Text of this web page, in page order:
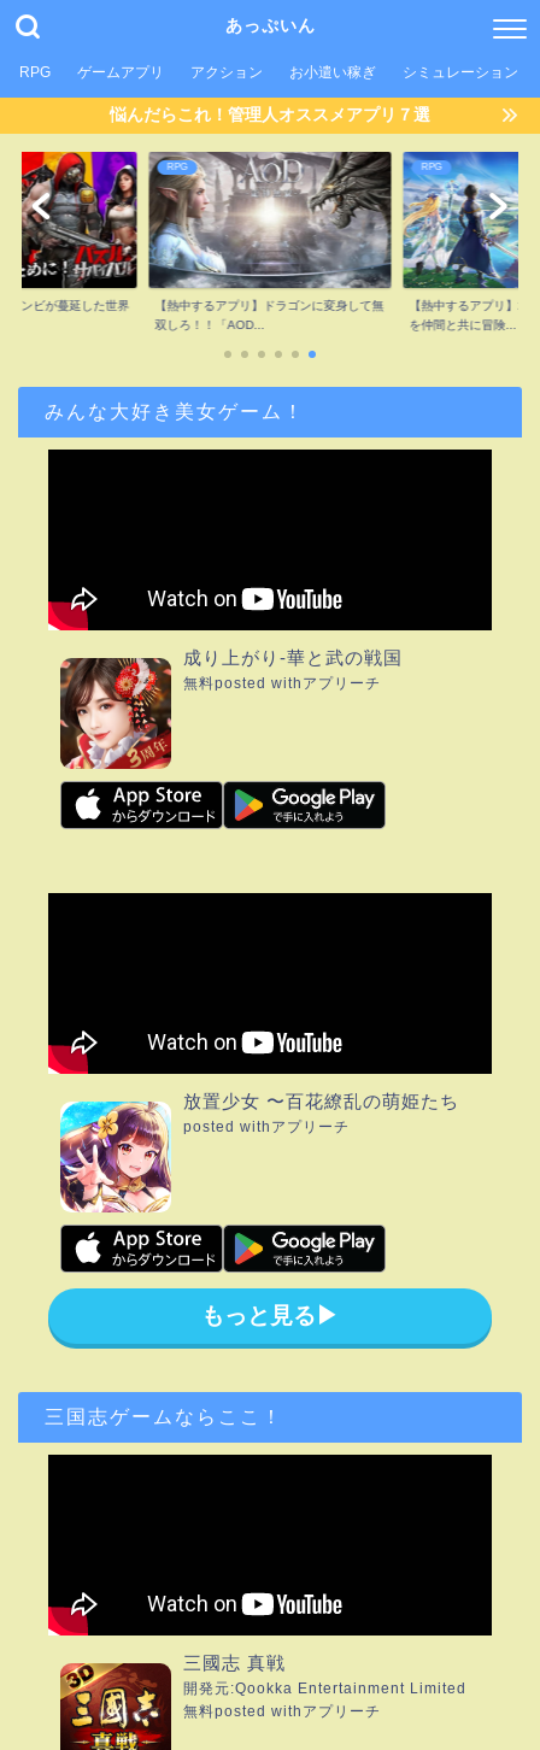
あっぷいん
RPG ゲームアプリ アクション お小遣い稼ぎ シミュレーション
悩んだらこれ！管理人オススメアプリ７選
ゾンビが蔓延した世界
RPG
【熱中するアプリ】ドラゴンに変身して無
双しろ！！「AOD...
RPG
【熱中するアプリ】
を仲間と共に冒険...
みんな大好き美女ゲーム！
成り上がり-華と武の戦国
無料posted with アプリーチ
放置少女 〜百花繚乱の萌姫たち
posted with アプリーチ
もっと見る▶︎
三国志ゲームならここ！
三國志 真戦
開発元:Qookka Entertainment Limited
無料posted with アプリーチ